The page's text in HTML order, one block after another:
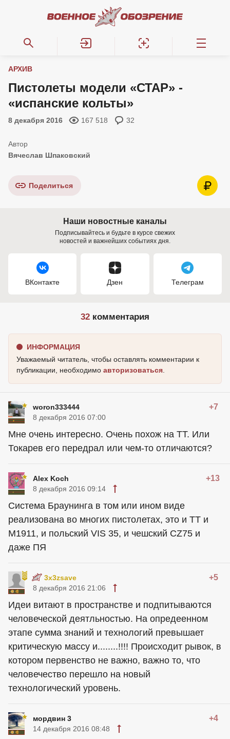
АРХИВ
Пистолеты модели «СТАР» -
«испанские кольты»
8 декабря 2016 167 518 32
Вячеслав Шпаковский
Поделиться
Наши новостные каналы
Подписывайтесь и будьте в курсе свежих
новостей и важнейших событиях дня.
ВКонтакте Дзен Телеграм
32 комментария
ИНФОРМАЦИЯ
Уважаемый читатель, чтобы оставлять комментарии к
публикации, необходимо авторизоваться
woron333444 +7
8 декабря 2016 07:00
Мне очень интересно. Очень похож на ТТ. Или
Токарев его передрал или чем-то отличаются?
Alex Koch +13
8 декабря 2016 09:14
Система Браунинга в том или ином виде
реализована во многих пистолетах, это и ТТ и
M1911, и польский VIS 35, и чешский CZ75 и
даже ПЯ
3x3zsave +5
8 декабря 2016 21:06
Идеи витают в пространстве и подпитываются
человеческой деятльностью. На опредеенном
этапе сумма знаний и технологий превышает
критическую массу и........!!!! Происходит рывок, в
котором первенство не важно, важно то, что
человечество перешло на новый
технологический уровень.
мордвин 3 +4
14 декабря 2016 08:48